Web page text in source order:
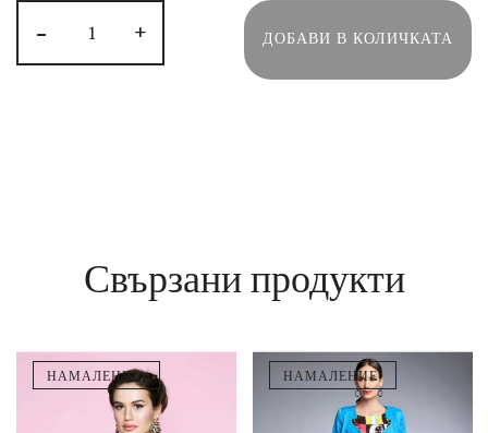
- + ДОБАВИ В КОЛИЧКАТА
Свързани продукти
НАМАЛЕНИЕ! НАМАЛЕНИЕ!